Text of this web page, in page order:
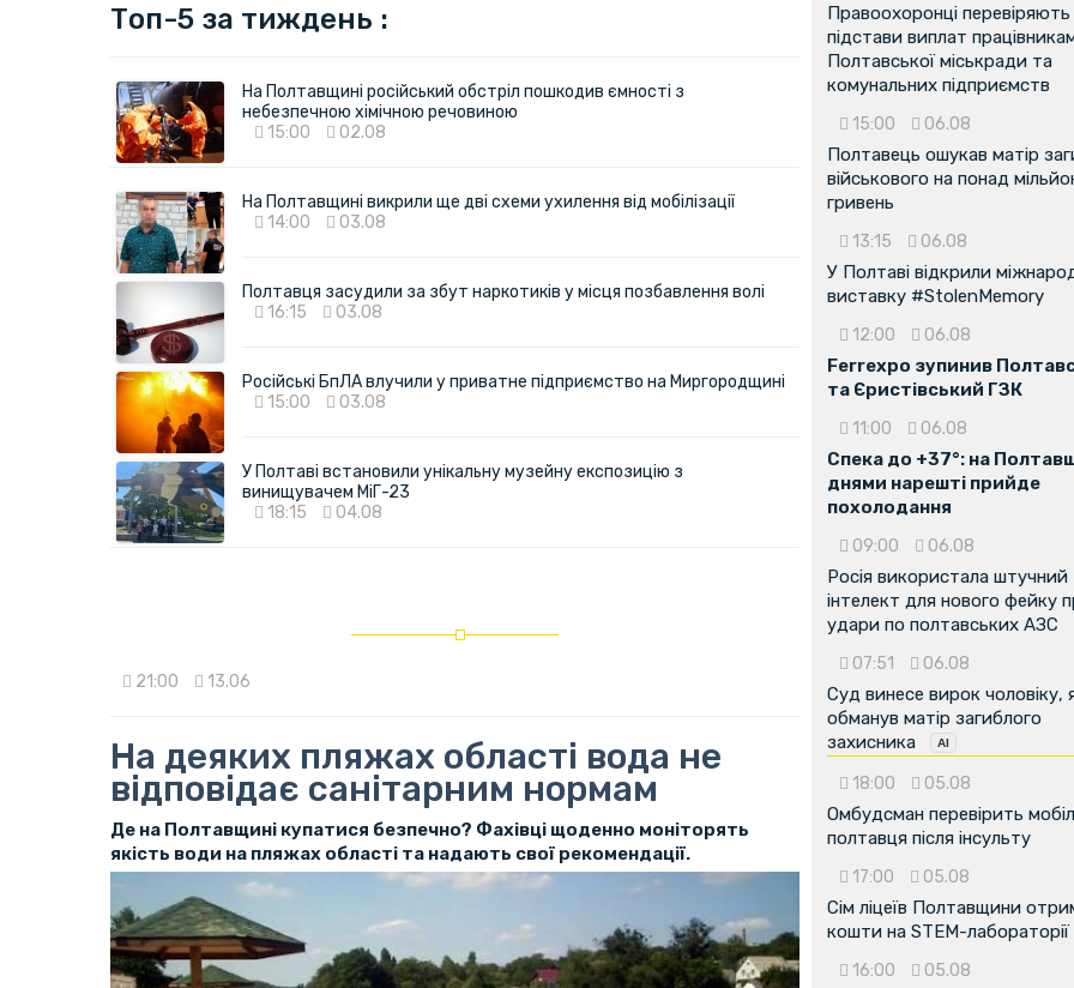
Топ-5 за тиждень :
На Полтавщині російський обстріл пошкодив ємності з
небезпечною хімічною речовиною
15:00
02.08
На Полтавщині викрили ще дві схеми ухилення від мобілізації
14:00
03.08
Полтавця засудили за збут наркотиків у місця позбавлення волі
16:15
03.08
Російські БпЛА влучили у приватне підприємство на Миргородщині
15:00
03.08
У Полтаві встановили унікальну музейну експозицію з
винищувачем МіГ-23
18:15
04.08
21:00 13.06
На деяких пляжах області вода не
відповідає санітарним нормам
Де на Полтавщині купатися безпечно? Фахівці щоденно моніторять
якість води на пляжах області та надають свої рекомендації.
Правоохоронці перевіряють
підстави виплат
Полтавської міськради та
комунальних підприємств
15:00 06.08
Полтавець ошукав матір
військового на понад
гривень
13:15 06.08
У Полтаві відкрили
виставку #StolenMemory
12:00 06.08
Ferrexpo зупинив
та Єристівський ГЗК
11:00 06.08
Спека до +37°: на
днями нарешті прийде
похолодання
09:00 06.08
Росія використала штучний
інтелект для нового фейку
удари по полтавських АЗС
07:51 06.08
Суд винесе вирок чоловіку,
обманув матір загиблого
захисника
18:00 05.08
Омбудсман перевірить
полтавця після інсульту
17:00 05.08
Сім ліцеїв Полтавщини
кошти на STEM-лабораторії
16:00 05.08